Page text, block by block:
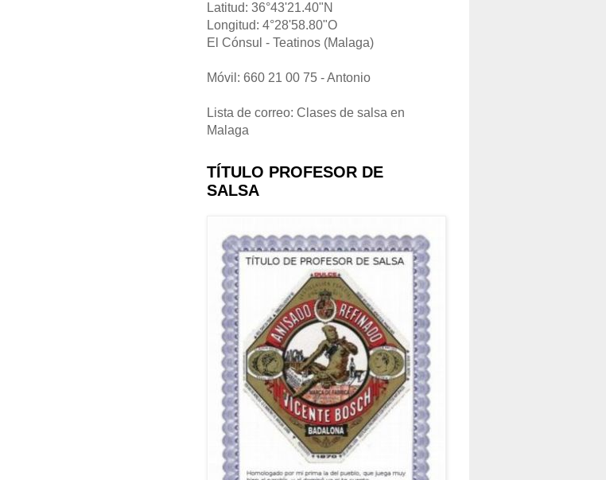
Latitud: 36°43'21.40"N
Longitud: 4°28'58.80"O
El Cónsul - Teatinos (Malaga)
Móvil: 660 21 00 75 - Antonio
Lista de correo: Clases de salsa en
Malaga
TÍTULO PROFESOR DE
SALSA